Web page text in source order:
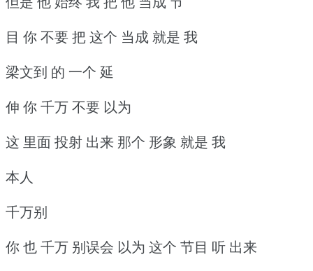
目 你 不要 把 这个 当成 就是 我
梁文到 的 一个 延
伸 你 千万 不要 以为
这 里面 投射 出来 那个 形象 就是 我
本人
千万别
你 也 千万 别误会 以为 这个 节目 听 出来